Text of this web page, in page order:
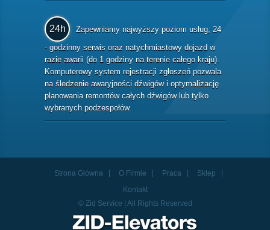
24h
Zapewniamy najwyższy poziom usług, 24
- godzinny serwis oraz natychmiastowy dojazd w
razie awarii (do 1 godziny na terenie całego kraju).
Komputerowy system rejestracji zgłoszeń pozwala
na śledzenie awaryjności dźwigów i optymalizację
planowania remontów całych dźwigów lub tylko
wybranych podzespołów.
Strona Główna O Firmie Praca
Sklep
Kontakt
© Zid Service | All Rights Reserved